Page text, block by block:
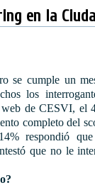
en la
se cumple un
los
de CESVI, el
completo del
respondió
que no le